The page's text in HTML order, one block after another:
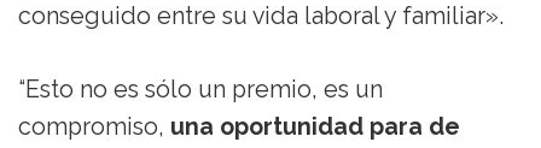
conseguido entre su vida laboral y familiar».
“Esto no es sólo un premio, es un
compromiso, una oportunidad para de